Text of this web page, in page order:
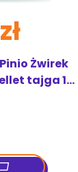
Pinio Żwirek
tajga 10